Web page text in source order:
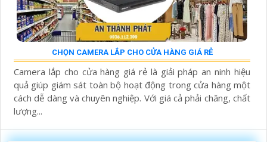
CHỌN CAMERA LẮP CHO CỬA HÀNG GIÁ RẺ
Camera lắp cho cửa hàng giá rẻ là giải pháp an ninh hiệu
quả giúp giám sát toàn bộ hoạt động trong cửa hàng một
cách dễ dàng và chuyên nghiệp. Với giá cả phải chăng, chất
lượng...